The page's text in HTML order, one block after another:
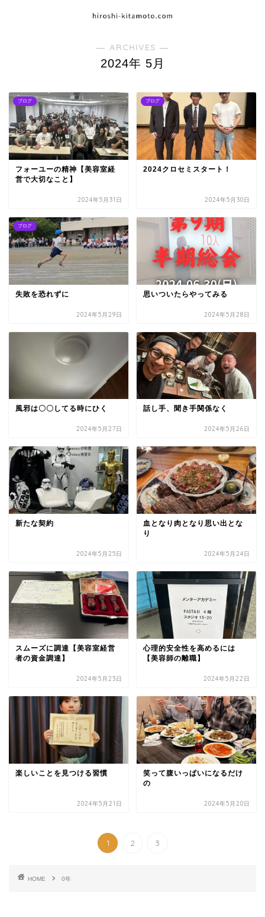
― ARCHIVES ―
2024年 5月
ブログ
フォーユーの精神【美容室経
営で大切なこと】
2024年5月31日
ブログ
2024クロセミスタート！
2024年5月30日
ブログ
失敗を恐れずに
2024年5月29日
思いついたらやってみる
2024年5月28日
風邪は〇〇してる時にひく
2024年5月27日
話し手、聞き手関係なく
2024年5月26日
新たな契約
2024年5月25日
血となり肉となり思い出とな
り
2024年5月24日
スムーズに調達【美容室経営
者の資金調達】
2024年5月23日
心理的安全性を高めるには
【美容師の離職】
2024年5月22日
楽しいことを見つける習慣
2024年5月21日
笑って腹いっぱいになるだけ
の
2024年5月20日
1 2 3
HOME 0年